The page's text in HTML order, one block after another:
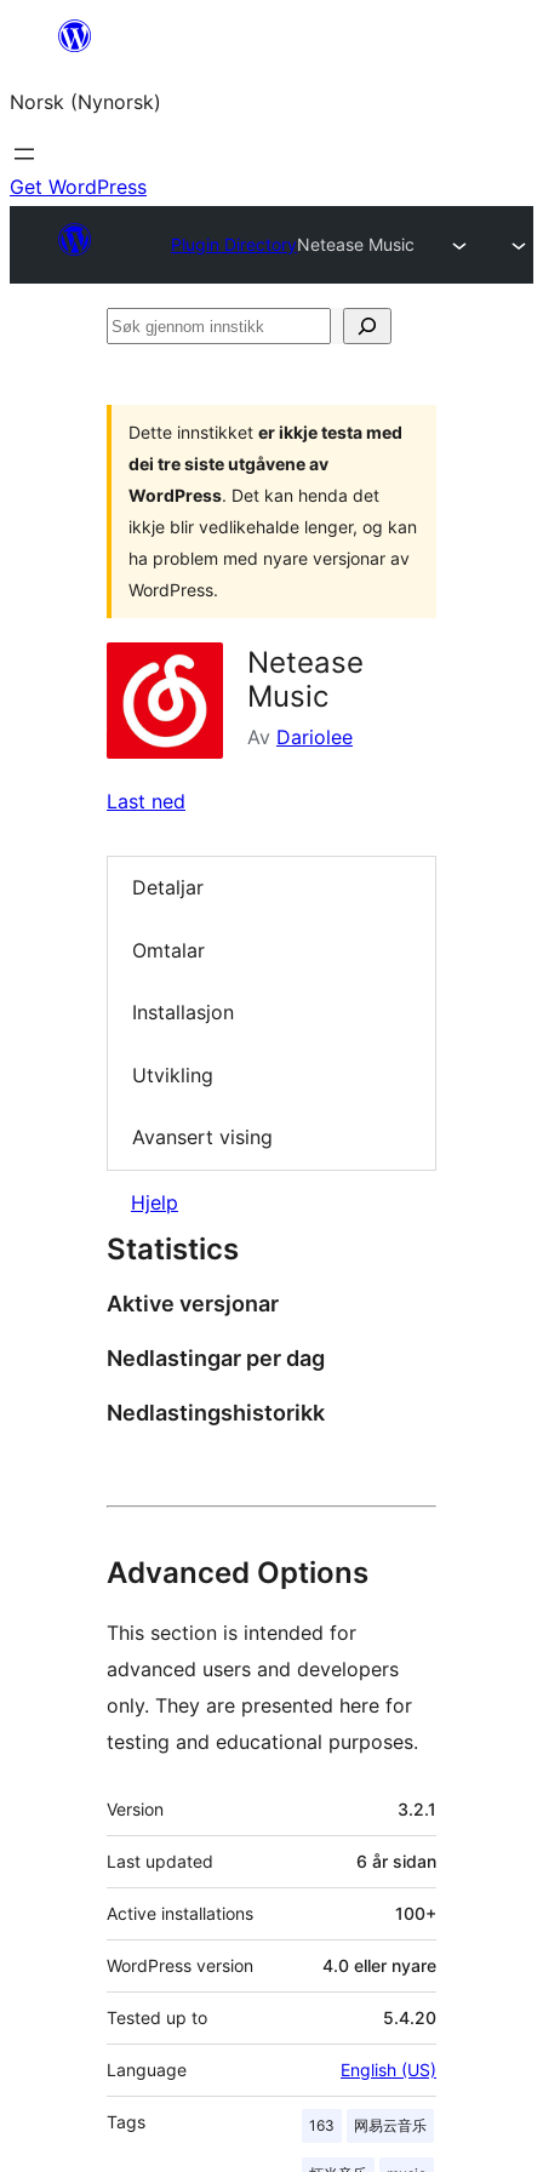
content
Norsk (Nynorsk)
Get WordPress
Plugin DirectoryNetease Music
Søk
Dette innstikket er ikkje testa med
dei tre siste utgåvene av
WordPress. Det kan henda det
ikkje blir vedlikehalde lenger, og kan
ha problem med nyare versjonar av
WordPress.
Netease
Music
Av Dariolee
Last ned
Detaljar
Omtalar
Installasjon
Utvikling
Avansert vising
Hjelp
Statistics
Aktive versjonar
Nedlastingar per dag
Nedlastingshistorikk
Advanced Options
This section is intended for
advanced users and developers
only. They are presented here for
testing and educational purposes.
Om
Version 3.2.1
Last updated 6 år sidan
Active installations 100+
WordPress version 4.0 eller nyare
Tested up to 5.4.20
Language English (US)
Tags 163 网易云音乐